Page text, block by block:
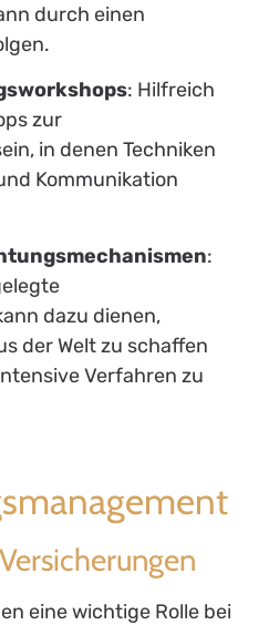
durch einen
: Hilfreich
zur
in denen Techniken
Kommunikation
:
dazu dienen,
der Welt zu schaffen
Verfahren zu
eine wichtige Rolle bei